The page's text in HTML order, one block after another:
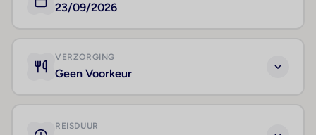
23/09/2026
VERZORGING
Geen Voorkeur
REISDUUR